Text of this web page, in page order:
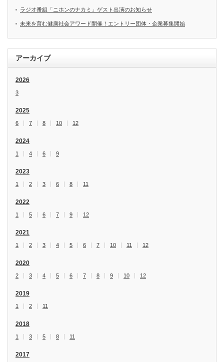
ラジオ番組「ニホンのナカミ」ゲスト出演のお知らせ
未来を育む健康社会アワード開催！エントリー団体・企業募集開始
アーカイブ
2026
3
2025
6 7 8 10 12
2024
1 4 6 9
2023
1 2 3 6 8 11
2022
1 5 6 7 9 12
2021
1 2 3 4 5 6 7 10 11 12
2020
2 3 4 5 6 7 8 9 10 12
2019
1 2 11
2018
1 3 5 8 11
2017